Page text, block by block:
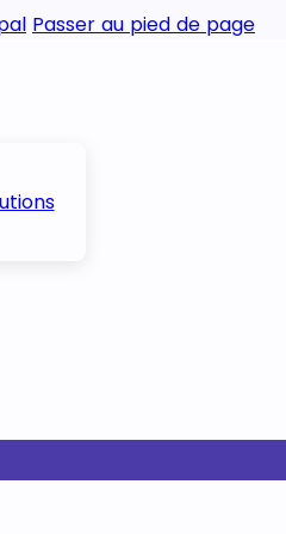
Passer au pied de page